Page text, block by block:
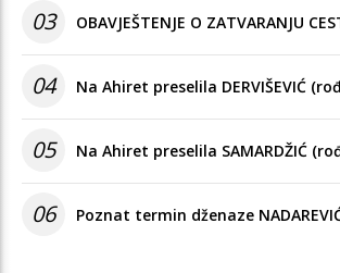
03 OBAVJEŠTENJE O ZATVARANJU
04 Na Ahiret preselila DERVIŠEVIĆ
05 Na Ahiret preselila SAMARDŽIĆ
06 Poznat termin dženaze NADAREVIĆ